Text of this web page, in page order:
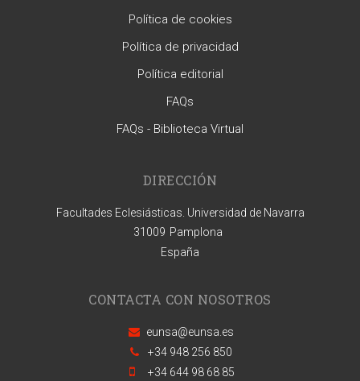
Política de cookies
Política de privacidad
Política editorial
FAQs
FAQs - Biblioteca Virtual
DIRECCIÓN
Facultades Eclesiásticas. Universidad de Navarra
31009 Pamplona
España
CONTACTA CON NOSOTROS
eunsa@eunsa.es
+34 948 256 850
+34 644 98 68 85